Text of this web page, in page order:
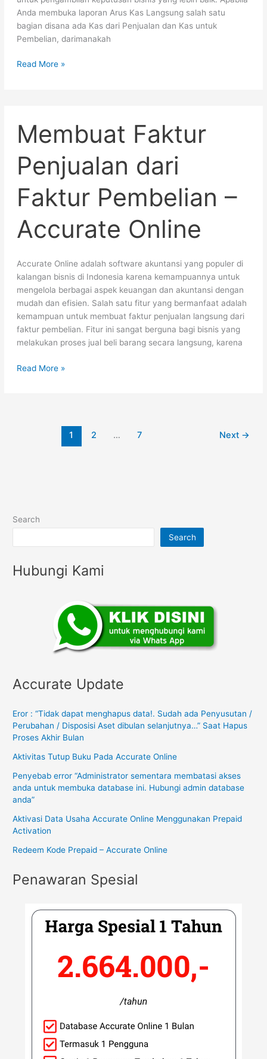
Anda membuka laporan Arus Kas Langsung salah satu
bagian disana ada Kas dari Penjualan dan Kas untuk
Pembelian, darimanakah
Read More »
Membuat Faktur
Penjualan dari
Faktur Pembelian –
Accurate Online
Accurate Online adalah software akuntansi yang populer di
kalangan bisnis di Indonesia karena kemampuannya untuk
mengelola berbagai aspek keuangan dan akuntansi dengan
mudah dan efisien. Salah satu fitur yang bermanfaat adalah
kemampuan untuk membuat faktur penjualan langsung dari
faktur pembelian. Fitur ini sangat berguna bagi bisnis yang
melakukan proses jual beli barang secara langsung, karena
Faktur
Penjualan
Faktur
Pembelian
–
Accurate
Read More »
1 2 … 7 Next →
Search
Search
Hubungi Kami
Accurate Update
Eror : “Tidak dapat menghapus data!. Sudah ada Penyusutan /
Perubahan / Disposisi Aset dibulan selanjutnya…” Saat Hapus
Proses Akhir Bulan
Aktivitas Tutup Buku Pada Accurate Online
Penyebab error “Administrator sementara membatasi akses
anda untuk membuka database ini. Hubungi admin database
anda”
Aktivasi Data Usaha Accurate Online Menggunakan Prepaid
Activation
Redeem Kode Prepaid – Accurate Online
Penawaran Spesial